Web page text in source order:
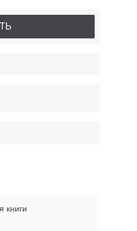
книги